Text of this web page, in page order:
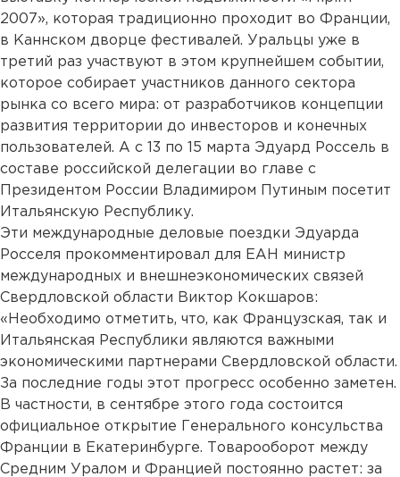
2007», которая традиционно проходит во Франции,
в Каннском дворце фестивалей. Уральцы уже в
третий раз участвуют в этом крупнейшем событии,
которое собирает участников данного сектора
рынка со всего мира: от разработчиков концепции
развития территории до инвесторов и конечных
пользователей. А с 13 по 15 марта Эдуард Россель в
составе российской делегации во главе с
Президентом России Владимиром Путиным посетит
Итальянскую Республику.
Эти международные деловые поездки Эдуарда
Росселя прокомментировал для ЕАН министр
международных и внешнеэкономических связей
Свердловской области Виктор Кокшаров:
«Необходимо отметить, что, как Французская, так и
Итальянская Республики являются важными
экономическими партнерами Свердловской области.
За последние годы этот прогресс особенно заметен.
В частности, в сентябре этого года состоится
официальное открытие Генерального консульства
Франции в Екатеринбурге. Товарооборот между
Средним Уралом и Францией постоянно растет: за